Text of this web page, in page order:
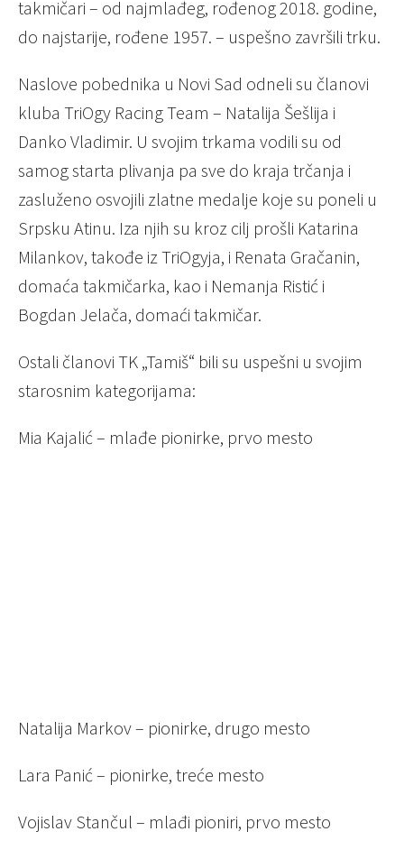
takmičari – od najmlađeg, rođenog 2018. godine,
do najstarije, rođene 1957. – uspešno završili trku.
Naslove pobednika u Novi Sad odneli su članovi
kluba TriOgy Racing Team – Natalija Šešlija i
Danko Vladimir. U svojim trkama vodili su od
samog starta plivanja pa sve do kraja trčanja i
zasluženo osvojili zlatne medalje koje su poneli u
Srpsku Atinu. Iza njih su kroz cilj prošli Katarina
Milankov, takođe iz TriOgyja, i Renata Gračanin,
domaća takmičarka, kao i Nemanja Ristić i
Bogdan Jelača, domaći takmičar.
Ostali članovi TK „Tamiš“ bili su uspešni u svojim
starosnim kategorijama:
Mia Kajalić – mlađe pionirke, prvo mesto
Natalija Markov – pionirke, drugo mesto
Lara Panić – pionirke, treće mesto
Vojislav Stančul – mlađi pioniri, prvo mesto